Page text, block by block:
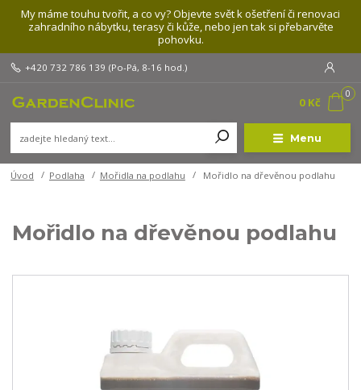
My máme touhu tvořit, a co vy? Objevte svět k ošetření či renovaci
zahradního nábytku, terasy či kůže, nebo jen tak si přebarvěte
pohovku.
Menu
+420 732 786 139 (Po-Pá, 8-16 hod.)
0
0 Kč
Úvod Podlaha Mořidla na podlahu Mořidlo na dřevěnou podlahu
Mořidlo na dřevěnou podlahu